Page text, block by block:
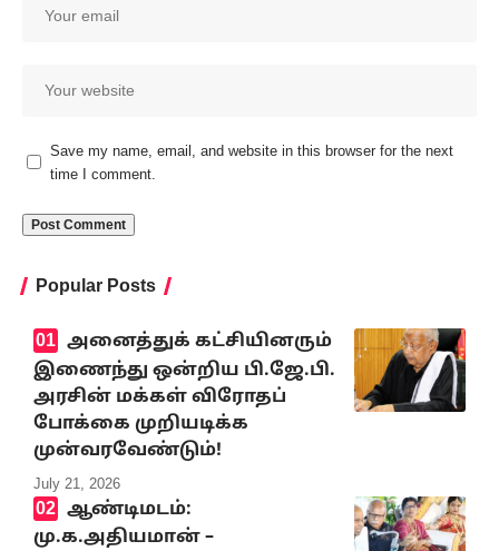
Save my name, email, and website in this browser for the next
time I comment.
Popular Posts
அனைத்துக் கட்சியினரும்
இணைந்து ஒன்றிய பி.ஜே.பி.
அரசின் மக்கள் விரோதப்
போக்கை முறியடிக்க
முன்வரவேண்டும்!
July 21, 2026
ஆண்டிமடம்:
மு.க.அதியமான் –